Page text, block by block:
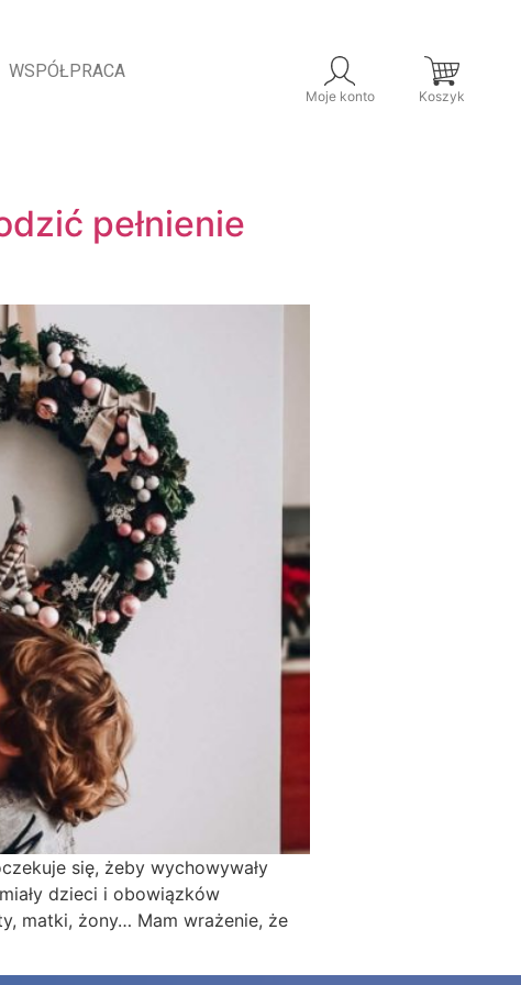
WSPÓŁPRACA
Moje konto Koszyk
pełnienie
się, żeby wychowywały
dzieci i obowiązków
matki, żony… Mam wrażenie, że